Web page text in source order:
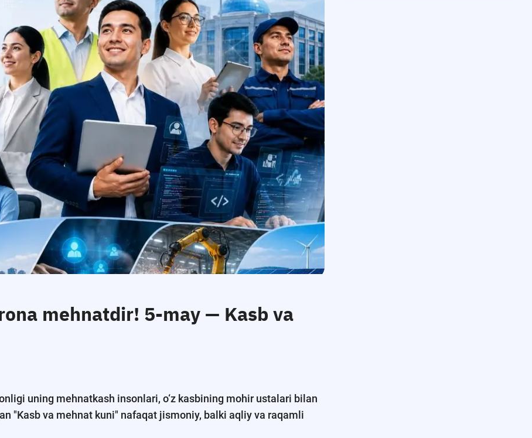
mehnatdir! 5-may — Kasb va
uning mehnatkash insonlari, o‘z kasbining mohir ustalari bilan
"Kasb va mehnat kuni" nafaqat jismoniy, balki aqliy va raqamli